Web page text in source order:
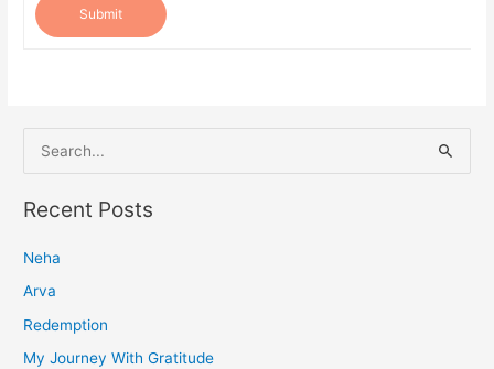
Submit
e
a
c
h
f
o
Recent Posts
Neha
Arva
Redemption
My Journey With Gratitude